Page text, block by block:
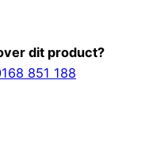
dit product?
851 188